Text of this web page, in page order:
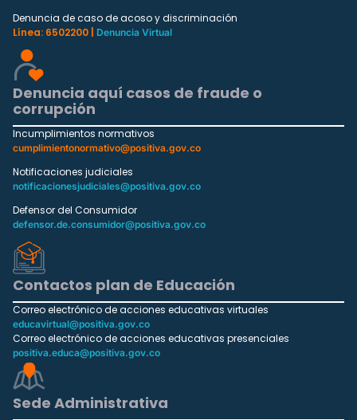
Denuncia de caso de acoso y discriminación
Línea: 6502200 |
Denuncia Virtual
Denuncia aquí casos de fraude o
corrupción
Incumplimientos normativos
cumplimientonormativo@positiva.gov.co
Notificaciones judiciales
notificacionesjudiciales@positiva.gov.co
Defensor del Consumidor
defensor.de.consumidor@positiva.gov.co
Contactos plan de Educación
Correo electrónico de acciones educativas virtuales
educavirtual@positiva.gov.co
Correo electrónico de acciones educativas presenciales
positiva.educa@positiva.gov.co
Sede Administrativa